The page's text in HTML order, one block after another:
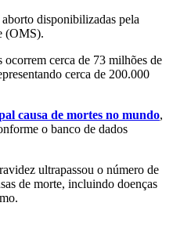
disponibilizadas pela
(OMS).
cerca de 73 milhões de
cerca de 200.000
causa de mortes no mundo,
o banco de dados
ultrapassou o número de
de morte, incluindo doenças